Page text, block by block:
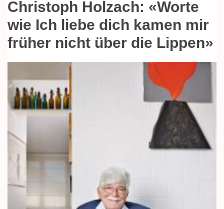
Christoph Holzach: «Worte
wie Ich liebe dich kamen mir
früher nicht über die Lippen»